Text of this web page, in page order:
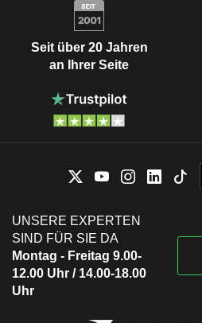
Seit über 20 Jahren
an Ihrer Seite
UNSERE EXPERTEN
SIND FÜR SIE DA
Montag - Freitag 9.00-
12.00 Uhr / 14.00-18.00
Uhr